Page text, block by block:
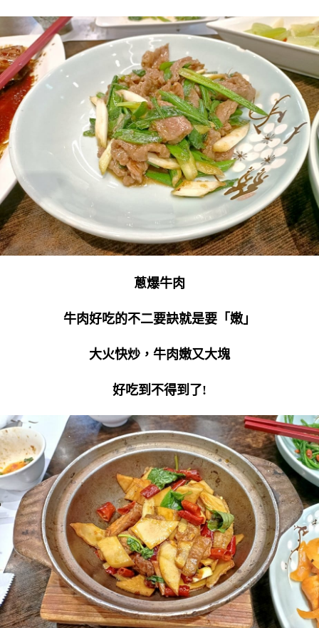
蔥爆牛肉
牛肉好吃的不二要訣就是要「嫩」
大火快炒，牛肉嫩又大塊
好吃到不得到了!